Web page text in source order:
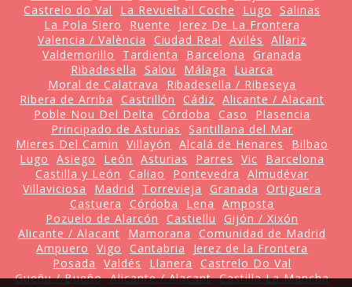
Castrelo do Val
La Revuelta'l Coche Lugo
Salinas
La Pola Siero
Ruente
Jerez De La Frontera
Valencia / València
Ciudad Real Avilés
Allariz
Valdemorillo
Tardienta Barcelona
Granada
Ribadesella
Salou Málaga
Luarca
Moral de Calatrava
Ribadesella / Ribeseya
Ribera de Arriba
Castrillón Cádiz Alicante / Alacant
Poble Nou Del Delta
Córdoba Caso
Plasencia
Principado de Asturias
Santillana del Mar
Mieres Del Camin
Villayón Alcalá de Henares
Bilbao
Lugo
Asiego León Asturias Parres Vic
Barcelona
Castilla y León
Caliao Pontevedra
Almudévar
Villaviciosa
Madrid Torrevieja Granada
Ortiguera
Castuera
Córdoba Lena
Amposta
Pozuelo de Alarcón
Castiellu
Gijón / Xixón
Alicante / Alacant
Mamorana
Comunidad de Madrid
Ampuero
Vigo Cantabria
Jerez de la Frontera
Posada
Valdés Llanera
Castrelo Do Val
Gueñu / Bueño Alicante / Alacant Castilla La Mancha